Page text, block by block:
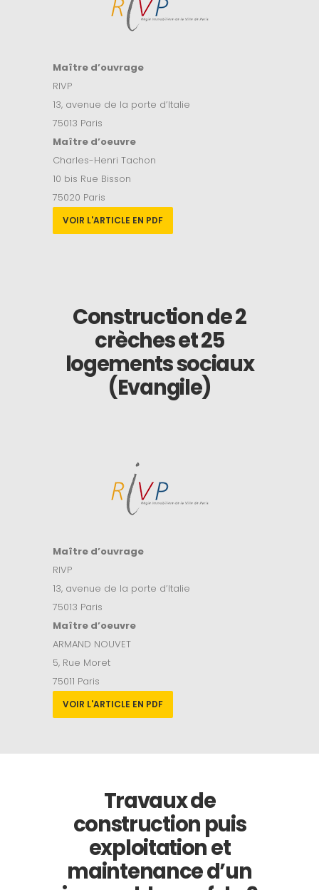
Maître d’ouvrage
RIVP
13, avenue de la porte d’Italie
75013 Paris
Maître d’oeuvre
Charles-Henri Tachon
10 bis Rue Bisson
75020 Paris
VOIR L'ARTICLE EN PDF
Construction de 2
crèches et 25
logements sociaux
(Evangile)
Maître d’ouvrage
RIVP
13, avenue de la porte d’Italie
75013 Paris
Maître d’oeuvre
ARMAND NOUVET
5, Rue Moret
75011 Paris
VOIR L'ARTICLE EN PDF
Travaux de
construction puis
exploitation et
maintenance d’un